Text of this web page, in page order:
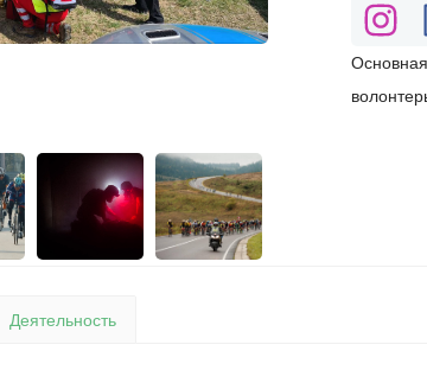
Деятельность